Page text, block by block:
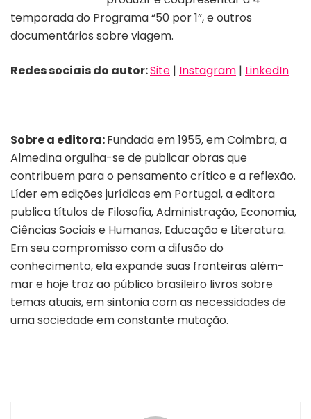
temporada do Programa “50 por 1”, e outros
documentários sobre viagem.
Redes sociais do autor:Site | Instagram | LinkedIn
Sobre a editora:Fundada em 1955, em Coimbra, a
Almedina orgulha-se de publicar obras que
contribuem para o pensamento crítico e a reflexão.
Líder em edições jurídicas em Portugal, a editora
publica títulos de Filosofia, Administração, Economia,
Ciências Sociais e Humanas, Educação e Literatura.
Em seu compromisso com a difusão do
conhecimento, ela expande suas fronteiras além-
mar e hoje traz ao público brasileiro livros sobre
temas atuais, em sintonia com as necessidades de
uma sociedade em constante mutação.